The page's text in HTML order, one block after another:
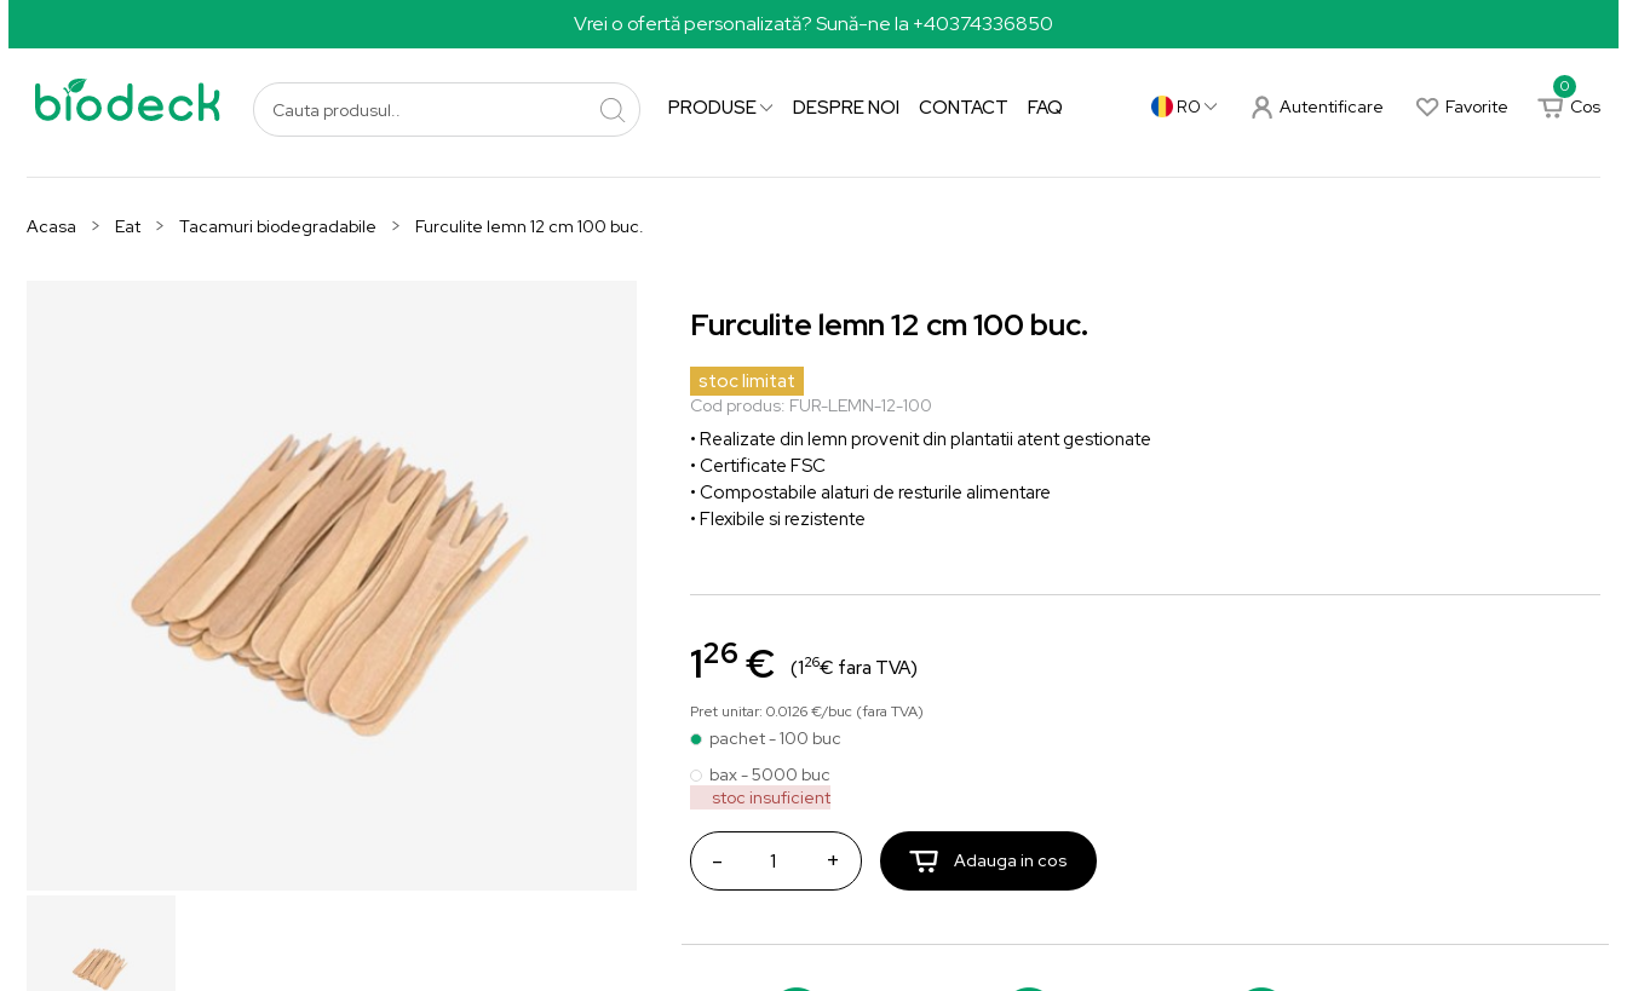
Vrei o ofertă personalizată? Sună-ne la +40374336850
PRODUSE DESPRE NOI CONTACT FAQ RO Autentificare Favorite
0
Cos
Acasa Eat Tacamuri biodegradabile Furculite lemn 12 cm 100 buc.
Furculite lemn 12 cm 100 buc.
stoc limitat
Cod produs: FUR-LEMN-12-100
• Realizate din lemn provenit din plantatii atent gestionate
• Certificate FSC
• Compostabile alaturi de resturile alimentare
• Flexibile si rezistente
126 € (126€ fara TVA)
Pret unitar: 0.0126 €/buc (fara TVA)
pachet - 100 buc
bax - 5000 buc
stoc insuficient
- + Adauga in cos